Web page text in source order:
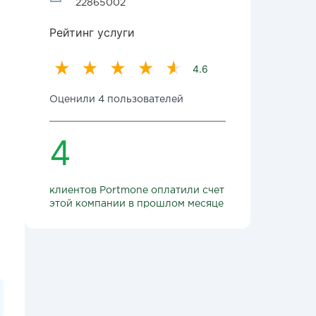
22865002
Рейтинг услуги
4.6
Оценили 4 пользователей
4
клиентов Portmone оплатили счет
этой компании в прошлом месяце